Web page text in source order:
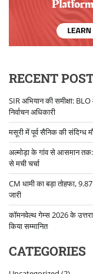
RECENT
SIR अभियान की समीक्षा:
निर्वाचन अधिकारी
मसूरी में पूर्व सैनिक की संदिग्ध
अल्मोड़ा के गांव से आसमान तक:
से मची चर्चा
CM धामी का बड़ा तोहफा,
जारी
कॉमनवेल्थ गेम्स 2026 के
किया सम्मानित
CATEGORIES